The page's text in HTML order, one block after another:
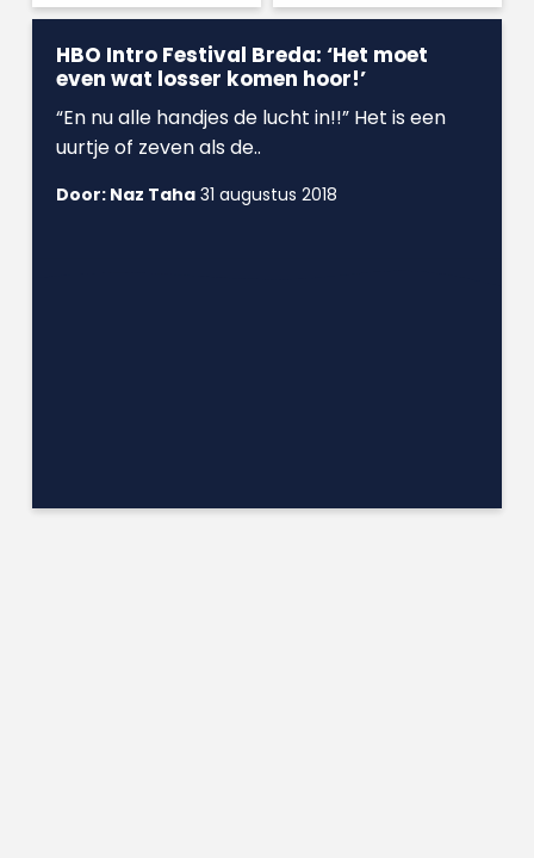
HBO Intro Festival Breda: ‘Het moet
even wat losser komen hoor!’
“En nu alle handjes de lucht in!!” Het is een
uurtje of zeven als de..
Door: Naz Taha31 augustus 2018